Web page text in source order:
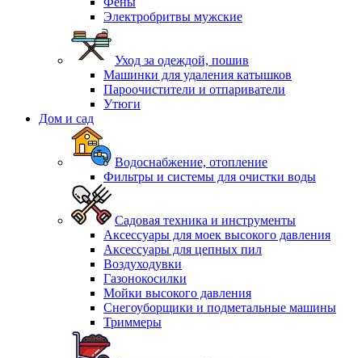
Электробритвы мужские
Уход за одеждой, пошив
Машинки для удаления катышков
Пароочистители и отпариватели
Утюги
Дом и сад
Водоснабжение, отопление
Фильтры и системы для очистки воды
Садовая техника и инструменты
Аксессуары для моек высокого давления
Аксессуары для цепных пил
Воздуходувки
Газонокосилки
Мойки высокого давления
Снегоуборщики и подметальные машины
Триммеры